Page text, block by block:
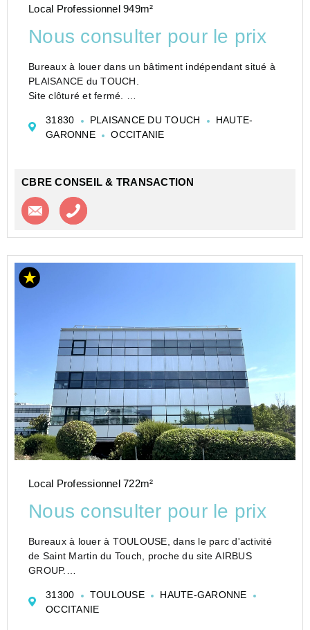
Local Professionnel 949m²
Nous consulter pour le prix
Bureaux à louer dans un bâtiment indépendant situé à
PLAISANCE du TOUCH.
Site clôturé et fermé.
situé à PLAISANCE du TOUCH .
Surface cloisonnée et climatisée.
31830 PLAISANCE DU TOUCH
HAUTE-
GARONNE
OCCITANIE
CBRE CONSEIL & TRANSACTION
Contacter l'agence
Local Professionnel 722m²
Nous consulter pour le prix
Bureaux à louer à TOULOUSE, dans le parc d'activité
de Saint Martin du Touch, proche du site AIRBUS
GROUP.
Site desservi directement par la rocade Arc-en-Ciel et
par la RN 124, d'accès dire...
31300 TOULOUSE
HAUTE-GARONNE
OCCITANIE